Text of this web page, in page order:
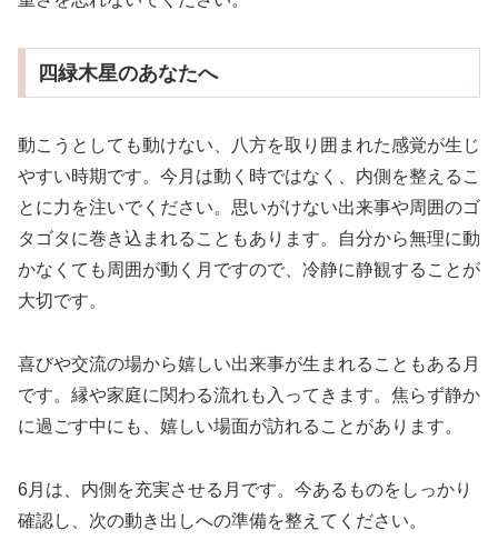
四緑木星のあなたへ
動こうとしても動けない、八方を取り囲まれた感覚が生じ
やすい時期です。今月は動く時ではなく、内側を整えるこ
とに力を注いでください。思いがけない出来事や周囲のゴ
タゴタに巻き込まれることもあります。自分から無理に動
かなくても周囲が動く月ですので、冷静に静観することが
大切です。
喜びや交流の場から嬉しい出来事が生まれることもある月
です。縁や家庭に関わる流れも入ってきます。焦らず静か
に過ごす中にも、嬉しい場面が訪れることがあります。
6月は、内側を充実させる月です。今あるものをしっかり
確認し、次の動き出しへの準備を整えてください。